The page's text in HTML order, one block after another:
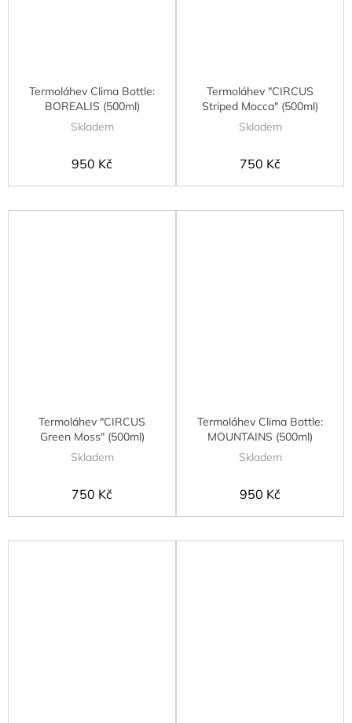
Termoláhev Clima Bottle:
BOREALIS (500ml)
Skladem
950 Kč
Termoláhev "CIRCUS
Striped Mocca" (500ml)
Skladem
750 Kč
Termoláhev "CIRCUS
Green Moss" (500ml)
Skladem
750 Kč
Termoláhev Clima Bottle:
MOUNTAINS (500ml)
Skladem
950 Kč